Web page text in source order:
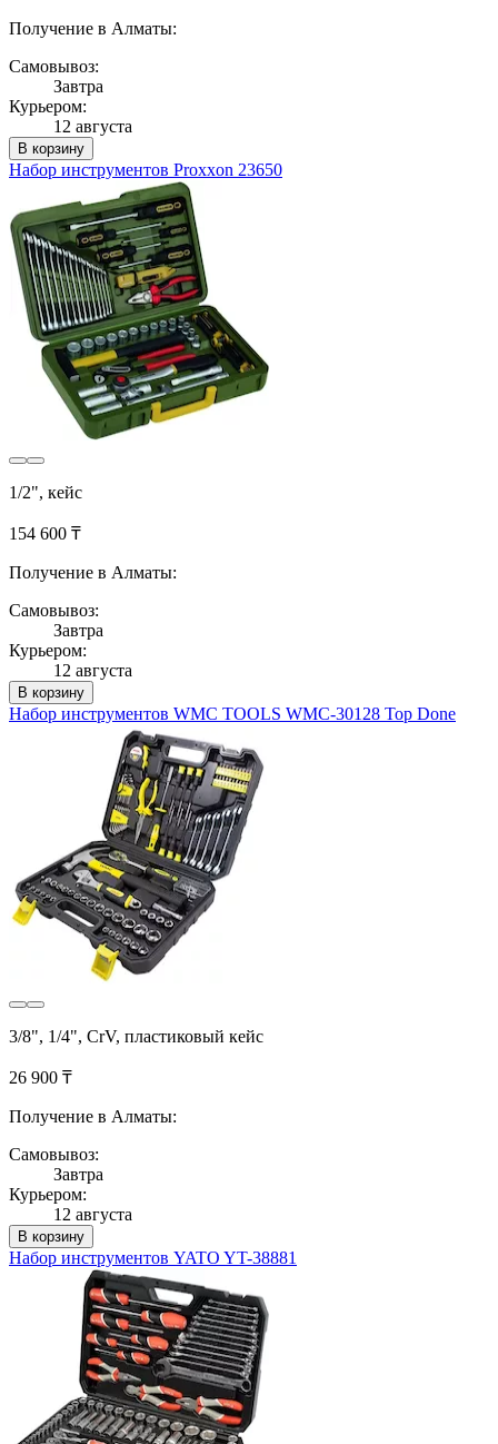
Получение в Алматы:
Самовывоз:
Завтра
Курьером:
12 августа
В корзину
Набор инструментов Proxxon 23650
1/2", кейс
154 600 ₸
Получение в Алматы:
Самовывоз:
Завтра
Курьером:
12 августа
В корзину
Набор инструментов WMC TOOLS WMC-30128 Top Done
3/8", 1/4", CrV, пластиковый кейс
26 900 ₸
Получение в Алматы:
Самовывоз:
Завтра
Курьером:
12 августа
В корзину
Набор инструментов YATO YT-38881